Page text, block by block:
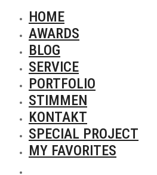
HOME
AWARDS
BLOG
SERVICE
PORTFOLIO
STIMMEN
KONTAKT
SPECIAL PROJECT
MY FAVORITES